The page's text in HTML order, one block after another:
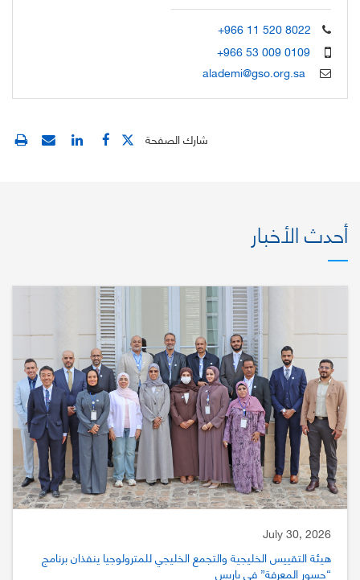
+966 11 520 8022
+966 53 009 0109
alademi@gso.org.sa
شارك الصفحة
أحدث الأخبار
July 30, 2026
هيئة التقييس الخليجية والتجمع الخليجي للمترولوجيا ينفذان برنامج
“جسور المعرفة” في باريس